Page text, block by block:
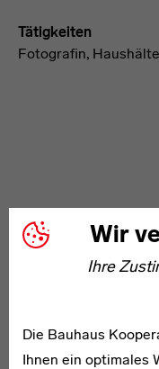
Wir
Ihre
Die Bauhaus
Ihnen ein optimales
Tätigkeiten
Fotografin,